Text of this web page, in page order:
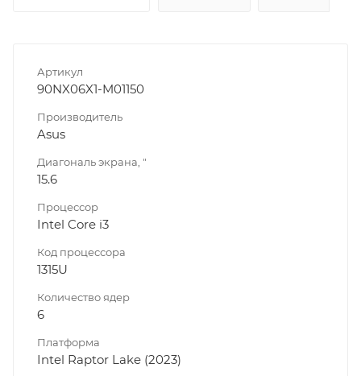
Артикул
90NX06X1-M01150
Производитель
Asus
Диагональ экрана, "
15.6
Процессор
Intel Core i3
Код процессора
1315U
Количество ядер
6
Платформа
Intel Raptor Lake (2023)